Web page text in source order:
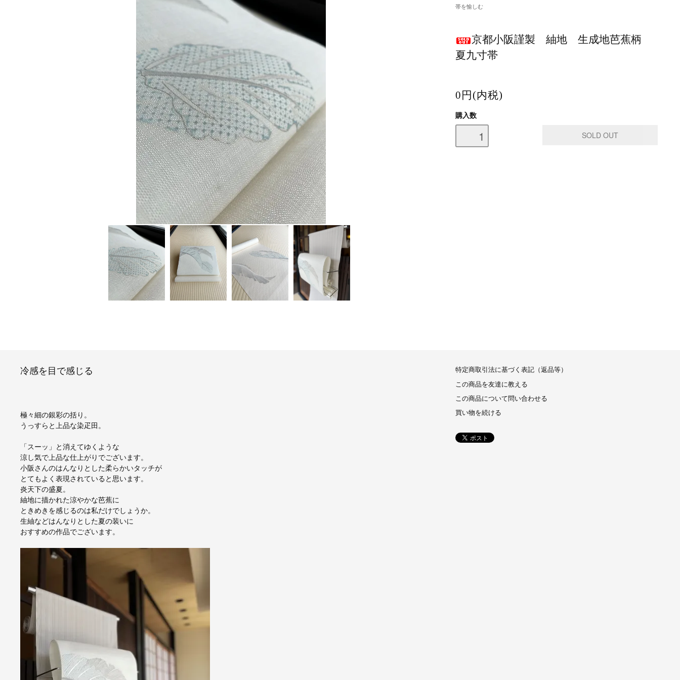
帯を愉しむ
京都小阪謹製 紬地 生成地芭蕉柄
夏九寸帯
0円(内税)
購入数
冷感を目で感じる
極々細の銀彩の括り。
うっすらと上品な染疋田。
「スーッ」と消えてゆくような
涼し気で上品な仕上がりでございます。
小阪さんのはんなりとした柔らかいタッチが
とてもよく表現されていると思います。
炎天下の盛夏。
紬地に描かれた涼やかな芭蕉に
ときめきを感じるのは私だけでしょうか。
生紬などはんなりとした夏の装いに
おすすめの作品でございます。
特定商取引法に基づく表記（返品等）
この商品を友達に教える
この商品について問い合わせる
買い物を続ける